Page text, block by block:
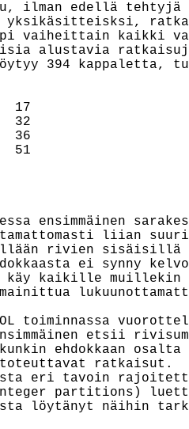
ilman edellä tehtyjä
vaiheittain kaikki
alustavia
394 kappaletta,
17
32
36
51
ensimmäinen
liian
millään rivien
ei synny
käy kaikille muillekin
toiminnassa
etsii
ehdokkaan
toteuttavat ratkaisut.
eri tavoin
partitions)
löytänyt näihin